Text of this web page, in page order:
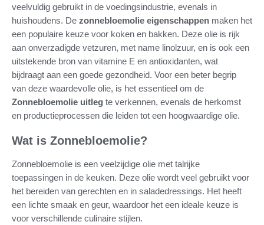
veelvuldig gebruikt in de voedingsindustrie, evenals in
huishoudens. De zonnebloemolie eigenschappen maken het
een populaire keuze voor koken en bakken. Deze olie is rijk
aan onverzadigde vetzuren, met name linolzuur, en is ook een
uitstekende bron van vitamine E en antioxidanten, wat
bijdraagt aan een goede gezondheid. Voor een beter begrip
van deze waardevolle olie, is het essentieel om de
Zonnebloemolie uitleg te verkennen, evenals de herkomst
en productieprocessen die leiden tot een hoogwaardige olie.
Wat is Zonnebloemolie?
Zonnebloemolie is een veelzijdige olie met talrijke
toepassingen in de keuken. Deze olie wordt veel gebruikt voor
het bereiden van gerechten en in saladedressings. Het heeft
een lichte smaak en geur, waardoor het een ideale keuze is
voor verschillende culinaire stijlen.